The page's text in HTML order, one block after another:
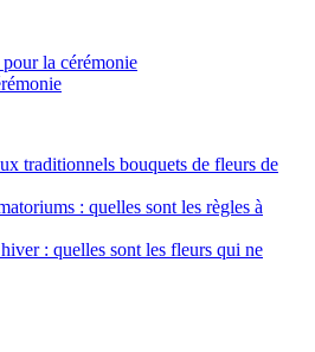
la cérémonie
traditionnels bouquets de fleurs de
: quelles sont les règles à
: quelles sont les fleurs qui ne